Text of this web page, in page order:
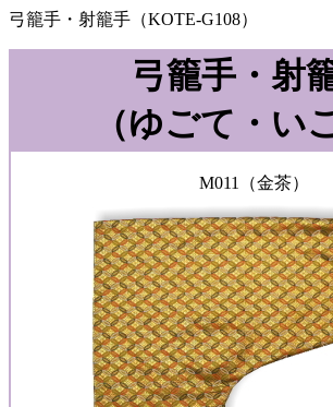
弓籠手・射籠手（KOTE-G108）
弓籠手・射
（ゆごて・い
M011（金茶）